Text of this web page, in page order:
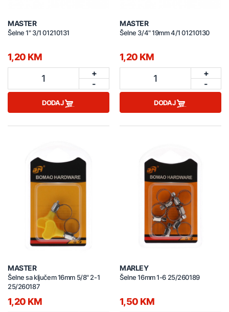
MASTER
Šelne 1" 3/1 01210131
1,20 KM
1
+
-
DODAJ
MASTER
Šelne 3/4" 19mm 4/1 01210130
1,20 KM
1
+
-
DODAJ
MASTER
Šelne sa ključem 16mm 5/8" 2-1
25/260187
1,20 KM
MARLEY
Šelne 16mm 1-6 25/260189
1,50 KM